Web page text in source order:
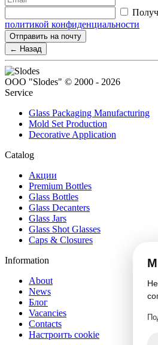
политикой конфиденциальности
Отправить на почту
← Назад
ООО "Slodes" © 2000 - 2026
Service
Glass Packaging Manufacturing
Mold Set Production
Decorative Application
Catalog
Акции
Premium Bottles
Glass Bottles
Glass Decanters
Glass Jars
Glass Shot Glasses
Caps & Closures
Information
About
News
Блог
Vacancies
Contacts
Настроить cookie